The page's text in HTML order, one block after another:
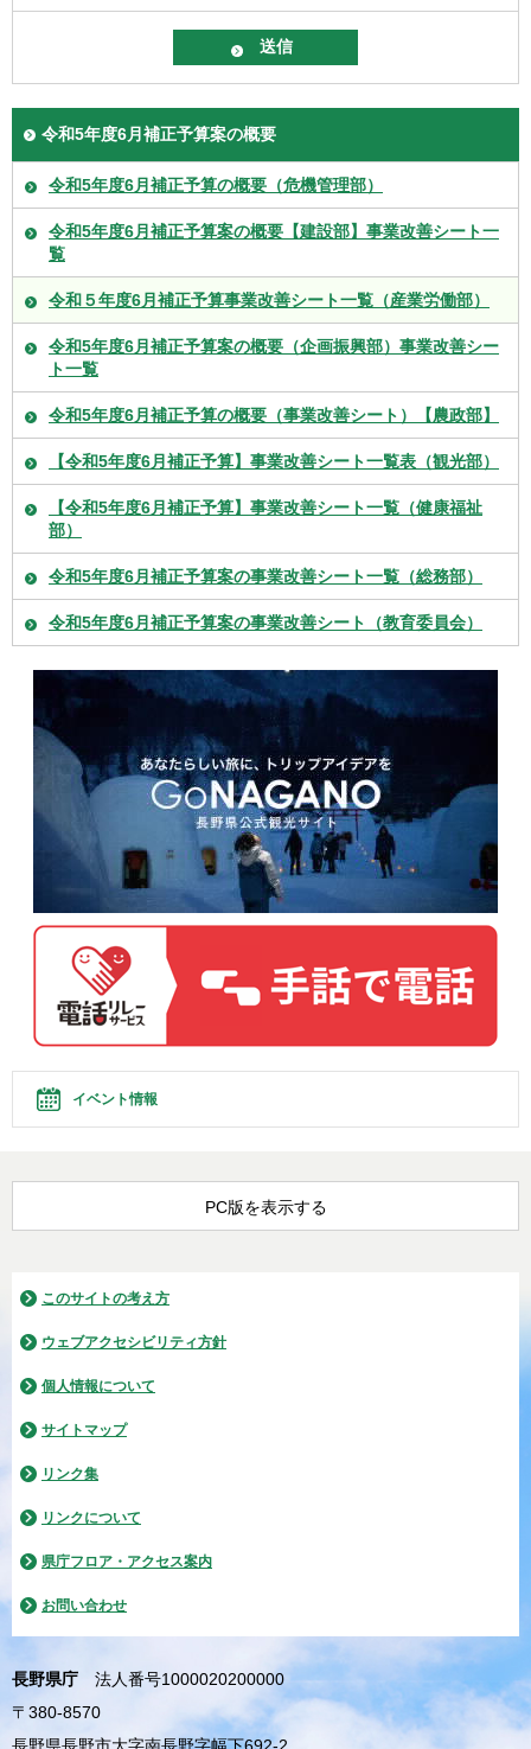
令和5年度6月補正予算案の概要
令和5年度6月補正予算の概要（危機管理部）
令和5年度6月補正予算案の概要【建設部】事業改善シート一
覧
令和５年度6月補正予算事業改善シート一覧（産業労働部）
令和5年度6月補正予算案の概要（企画振興部）事業改善シー
ト一覧
令和5年度6月補正予算の概要（事業改善シート）【農政部】
【令和5年度6月補正予算】事業改善シート一覧表（観光部）
【令和5年度6月補正予算】事業改善シート一覧（健康福祉
部）
令和5年度6月補正予算案の事業改善シート一覧（総務部）
令和5年度6月補正予算案の事業改善シート（教育委員会）
イベント情報
PC版を表示する
このサイトの考え方
ウェブアクセシビリティ方針
個人情報について
サイトマップ
リンク集
リンクについて
県庁フロア・アクセス案内
お問い合わせ
長野県庁
法人番号1000020200000
〒380-8570